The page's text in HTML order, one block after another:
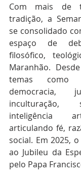
Com mais de
tradição, a
se consolidado
espaço de
filosófico,
Maranhão.
temas
democracia,
inculturação,
inteligência
articulando fé,
social. Em 2025,
ao Jubileu da
pelo Papa